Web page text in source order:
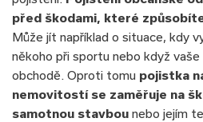
před škodami, které
Může jít například o situace, kdy
někoho při sportu nebo když
obchodě. Oproti tomu pojistka
nemovitostí se zaměřuje na
samotnou stavbou nebo jejím